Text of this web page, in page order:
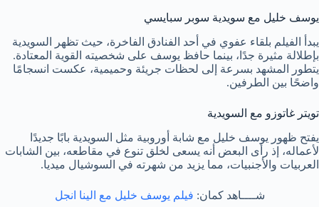
يوسف خليل مع سويدية سوبر سبايسي
يبدأ الفيلم بلقاء عفوي في أحد الفنادق الفاخرة، حيث تظهر السويدية
بإطلالة مثيرة جدًا، بينما حافظ يوسف على شخصيته القوية المعتادة.
يتطور المشهد بسرعة إلى لحظات جريئة وحميمية، عكست انسجامًا
واضحًا بين الطرفين.
تويتر غاتوزو مع السويدية
يفتح ظهور يوسف خليل مع شابة أوروبية مثل السويدية بابًا جديدًا
لأعماله، إذ رأى البعض أنه يسعى لخلق تنوع في مقاطعه، بين الشابات
العربيات والأجنبيات، مما يزيد من شهرته في السوشيال ميديا.
شــــاهد كمان: فيلم يوسف خليل مع الينا انجل